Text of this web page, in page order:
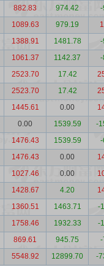
882.83 974.42
-
1089.63 979.19
1388.91 1481.78
-
1061.37 1142.37
-
2523.70 17.42
2523.70 17.42
1445.61 0.00
0.00 1539.59
-
1476.43 1539.59
-
1476.43 0.00
1027.46 0.00
1428.67 4.20
1360.51 1463.71
-
1758.46 1932.33
-
869.61 945.75
-
5548.92 12899.70 -